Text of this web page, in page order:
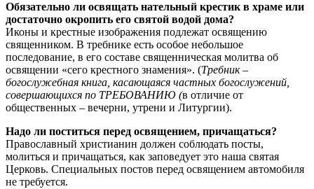
Обязательно ли освящать нательный крестик в храме или
достаточно окропить его святой водой дома?
Иконы и крестные изображения подлежат освящению
священником. В требнике есть особое небольшое
последование, в его составе священническая молитва об
освящении «сего крестного знамения». (Требник –
богослужебная книга, касающаяся частных богослужений,
совершающихся по ТРЕБОВАНИЮ (в отличие от
общественных – вечерни, утрени и Литургии).
Надо ли поститься перед освящением, причащаться?
Православный христианин должен соблюдать посты,
молиться и причащаться, как заповедует это наша святая
Церковь. Специальных постов перед освящением автомобиля
не требуется.